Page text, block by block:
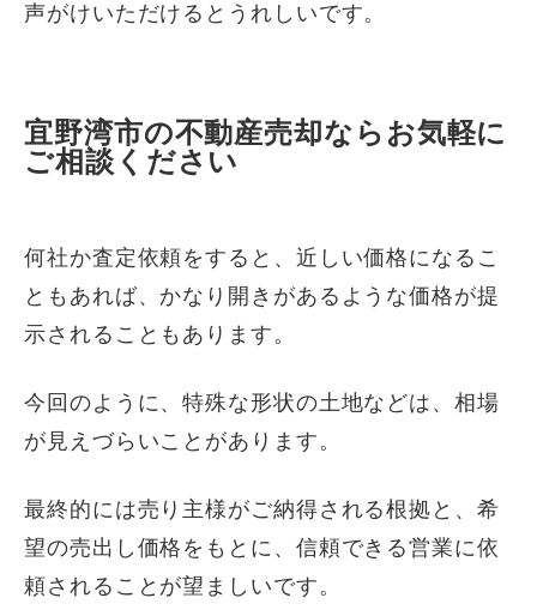
声がけいただけるとうれしいです。
宜野湾市の不動産売却ならお気軽に
ご相談ください
何社か査定依頼をすると、近しい価格になるこ
ともあれば、かなり開きがあるような価格が提
示されることもあります。
今回のように、特殊な形状の土地などは、相場
が見えづらいことがあります。
最終的には売り主様がご納得される根拠と、希
望の売出し価格をもとに、信頼できる営業に依
頼されることが望ましいです。